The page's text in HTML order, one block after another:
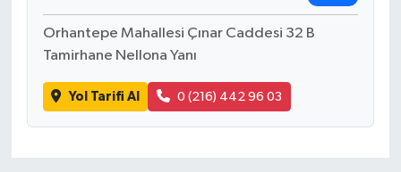
Orhantepe Mahallesi Çınar Caddesi 32 B
Tamirhane Nellona Yanı
Yol Tarifi Al 0 (216) 442 96 03